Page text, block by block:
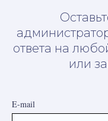
ответа на
или
E-mail